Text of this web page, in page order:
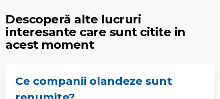
Descoperă alte lucruri
interesante care sunt citite in
acest moment
Ce companii olandeze sunt